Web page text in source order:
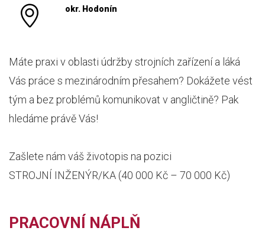
okr. Hodonín
Máte praxi v oblasti údržby strojních zařízení a láká
Vás práce s mezinárodním přesahem? Dokážete vést
tým a bez problémů komunikovat v angličtině? Pak
hledáme právě Vás!
Zašlete nám váš životopis na pozici
STROJNÍ INŽENÝR/KA (40 000 Kč – 70 000 Kč)
PRACOVNÍ NÁPLŇ